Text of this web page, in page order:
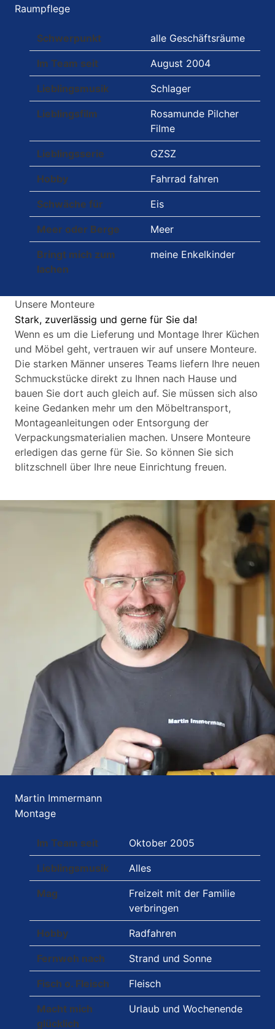
Raumpflege
Schwerpunkt alle Geschäftsräume
Im Team seit August 2004
Lieblingsmusik Schlager
Lieblingsfilm
Rosamunde Pilcher
Filme
Lieblingsserie GZSZ
Hobby Fahrrad fahren
Schwäche für Eis
Meer oder Berge Meer
Bringt mich zum
lachen
meine Enkelkinder
Unsere Monteure
Stark, zuverlässig und gerne für Sie da!
Wenn es um die Lieferung und Montage Ihrer Küchen
und Möbel geht, vertrauen wir auf unsere Monteure.
Die starken Männer unseres Teams liefern Ihre neuen
Schmuckstücke direkt zu Ihnen nach Hause und
bauen Sie dort auch gleich auf. Sie müssen sich also
keine Gedanken mehr um den Möbeltransport,
Montageanleitungen oder Entsorgung der
Verpackungsmaterialien machen. Unsere Monteure
erledigen das gerne für Sie. So können Sie sich
blitzschnell über Ihre neue Einrichtung freuen.
Martin Immermann
Montage
Im Team seit Oktober 2005
Lieblingsmusik Alles
Mag
Freizeit mit der Familie
verbringen
Hobby Radfahren
Fernweh nach Strand und Sonne
Fisch o. Fleisch Fleisch
Macht mich
glücklich
Urlaub und Wochenende